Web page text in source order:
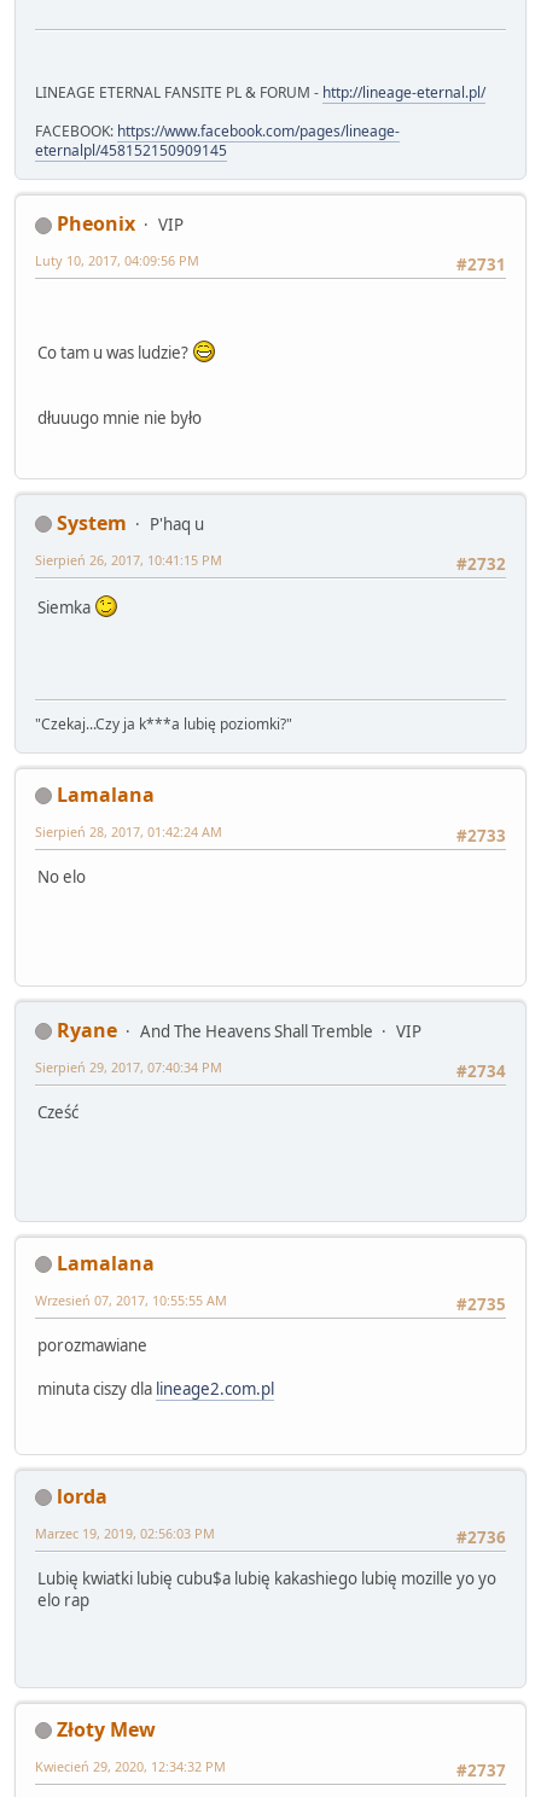
LINEAGE ETERNAL FANSITE PL & FORUM - http://lineage-eternal.pl/
FACEBOOK: https://www.facebook.com/pages/lineage-
eternalpl/458152150909145
Pheonix
VIP
#2731
Luty 10, 2017, 04:09:56 PM
Co tam u was ludzie?
dłuuugo mnie nie było
System
P'haq u
#2732
Sierpień 26, 2017, 10:41:15 PM
Siemka
"Czekaj...Czy ja k***a lubię poziomki?"
Lamalana
#2733
Sierpień 28, 2017, 01:42:24 AM
No elo
Ryane And The Heavens Shall Tremble
VIP
#2734
Sierpień 29, 2017, 07:40:34 PM
Cześć
Lamalana
#2735
Wrzesień 07, 2017, 10:55:55 AM
porozmawiane
minuta ciszy dla lineage2.com.pl
lorda
#2736
Marzec 19, 2019, 02:56:03 PM
Lubię kwiatki lubię cubu$a lubię kakashiego lubię mozille yo yo
elo rap
Złoty Mew
#2737
Kwiecień 29, 2020, 12:34:32 PM